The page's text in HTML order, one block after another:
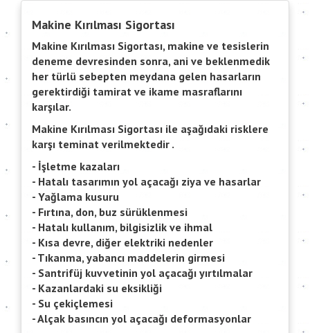
Makine Kırılması Sigortası
Makine Kırılması Sigortası, makine ve tesislerin
deneme devresinden sonra, ani ve beklenmedik
her türlü sebepten meydana gelen hasarların
gerektirdiği tamirat ve ikame masraflarını
karşılar.
Makine Kırılması Sigortası ile aşağıdaki risklere
karşı teminat verilmektedir .
- İşletme kazaları
- Hatalı tasarımın yol açacağı ziya ve hasarlar
- Yağlama kusuru
- Fırtına, don, buz sürüklenmesi
- Hatalı kullanım, bilgisizlik ve ihmal
- Kısa devre, diğer elektriki nedenler
- Tıkanma, yabancı maddelerin girmesi
- Santrifüj kuvvetinin yol açacağı yırtılmalar
- Kazanlardaki su eksikliği
- Su çekiçlemesi
- Alçak basıncın yol açacağı deformasyonlar